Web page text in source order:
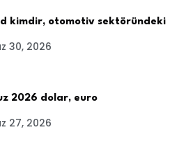
kimdir, otomotiv sektöründeki
30, 2026
2026 dolar, euro
27, 2026